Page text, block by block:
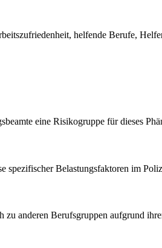
helfende Berufe,
eine Risikogruppe für dieses
Belastungsfaktoren im
anderen Berufsgruppen aufgrund